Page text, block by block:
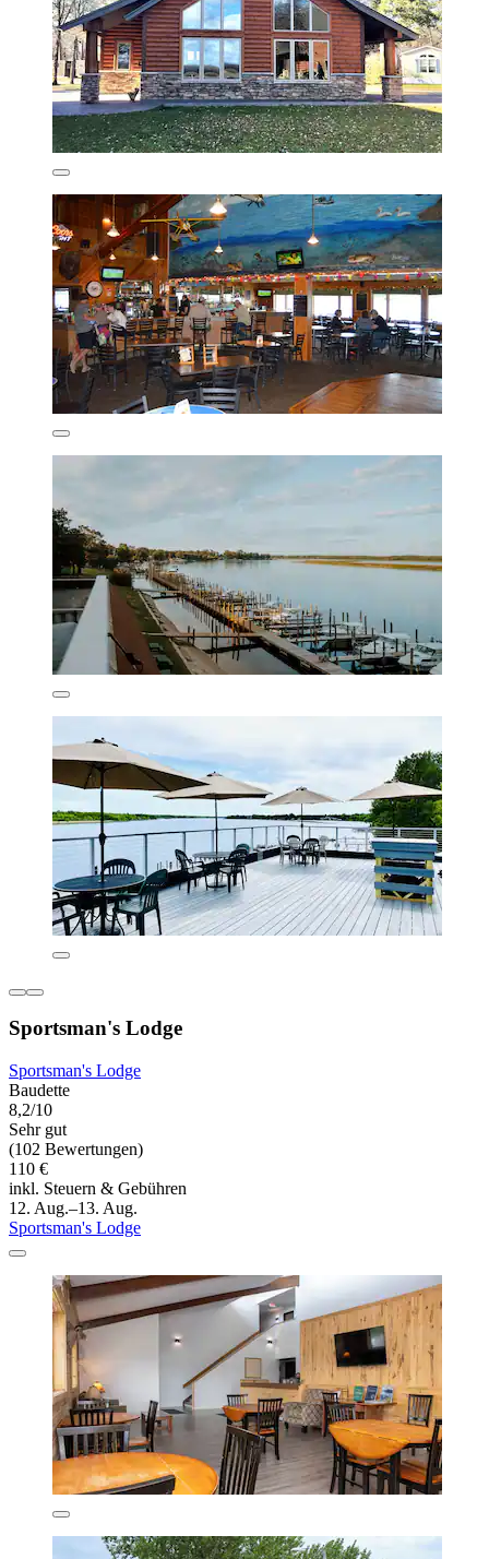
Sportsman's Lodge
Sportsman's Lodge
Baudette
8,2/10
Sehr gut
(102 Bewertungen)
110 €
inkl. Steuern & Gebühren
12. Aug.–13. Aug.
Sportsman's Lodge